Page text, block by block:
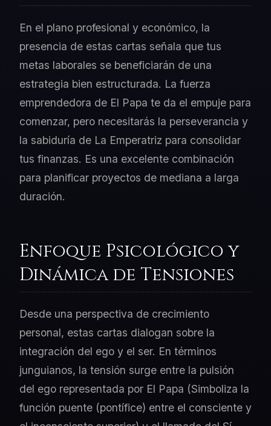
En el plano profesional y económico, la
presencia de estas cartas señala que tus
metas laborales se beneficiarán de una
estrategia bien estructurada. La fuerza
emprendedora de El Papa te da el empuje para
comenzar, pero necesitarás la perseverancia y
la sabiduría de La Emperatriz para consolidar
tus finanzas. Es una excelente combinación
para planificar proyectos de mediana a larga
duración.
Enfoque Psicológico y
Dinámica de Tensiones
Desde una perspectiva de crecimiento
personal, estas cartas dialogan sobre la
integración del ego y el ser. En términos
junguianos, la tensión surge entre la pulsión
del ego representada por El Papa (Simboliza la
función puente (pontífice) entre el consciente y